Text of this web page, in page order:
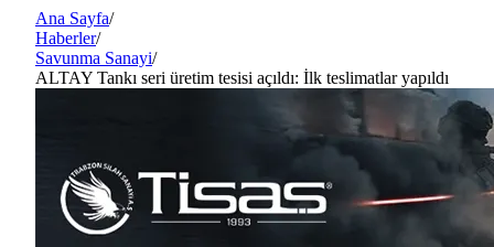
Ana Sayfa/
Haberler/
Savunma Sanayi/
ALTAY Tankı seri üretim tesisi açıldı: İlk teslimatlar yapıldı